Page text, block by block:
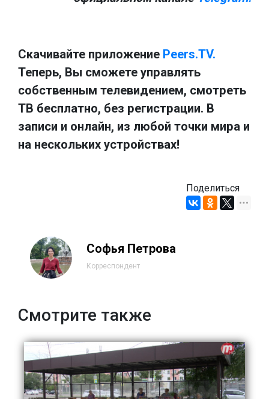
Скачивайте приложение Peers.TV.
Теперь, Вы сможете управлять
собственным телевидением, смотреть
ТВ бесплатно, без регистрации. В
записи и онлайн, из любой точки мира и
на нескольких устройствах!
Поделиться
Софья Петрова
Корреспондент
Смотрите также